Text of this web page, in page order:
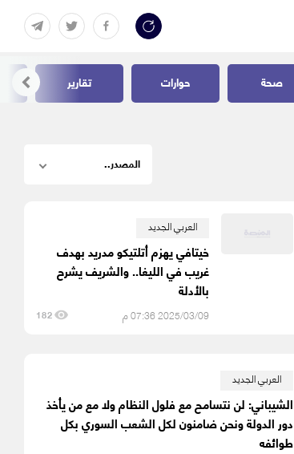
صحة حوارات تقارير
العربي الجديد
خيتافي يهزم أتلتيكو مدريد بهدف
غريب في الليغا.. والشريف يشرح
بالأدلة
2025/03/09 07:36 م 182
العربي الجديد
الشيباني: لن نتسامح مع فلول النظام ولا مع من يأخذ
دور الدولة ونحن ضامنون لكل الشعب السوري بكل
طوائفه